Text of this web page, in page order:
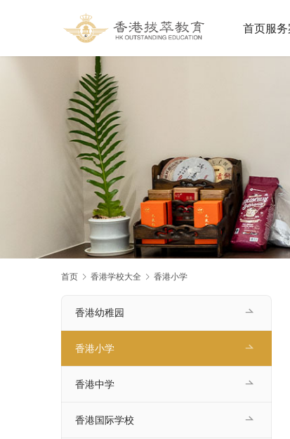
首页服
首页 香港学校大全 香港小学
香港幼稚园
香港小学
香港中学
香港国际学校